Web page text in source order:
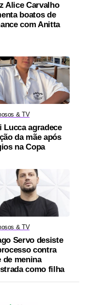
Alice Carvalho
boatos de
com Anitta
& TV
Lucca agradece
da mãe após
na Copa
& TV
Servo desiste
contra
de menina
como filha